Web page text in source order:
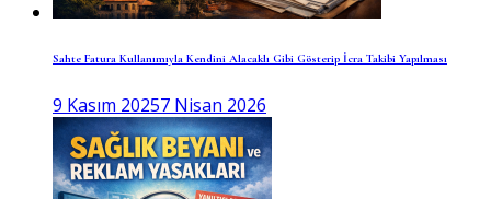
Sahte Fatura Kullanımıyla Kendini Alacaklı Gibi Gösterip İcra Takibi Yapılması
9 Kasım 20257 Nisan 2026